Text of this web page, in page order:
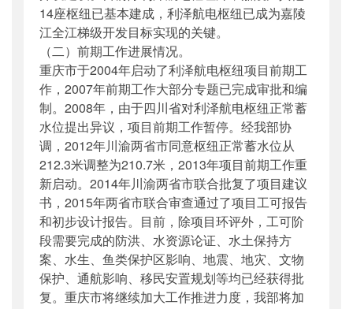
14座枢纽已基本建成，利泽航电枢纽已成为嘉陵
江全江梯级开发目标实现的关键。
（二）前期工作进展情况。
重庆市于2004年启动了利泽航电枢纽项目前期工
作，2007年前期工作大部分专题已完成审批和编
制。2008年，由于四川省对利泽航电枢纽正常蓄
水位提出异议，项目前期工作暂停。经我部协
调，2012年川渝两省市同意枢纽正常蓄水位从
212.3米调整为210.7米，2013年项目前期工作重
新启动。2014年川渝两省市联合批复了项目建议
书，2015年两省市联合审查通过了项目工可报告
和初步设计报告。目前，除项目环评外，工可阶
段需要完成的防洪、水资源论证、水土保持方
案、水生、鱼类保护区影响、地震、地灾、文物
保护、通航影响、移民安置规划等均已经获得批
复。重庆市将继续加大工作推进力度，我部将加